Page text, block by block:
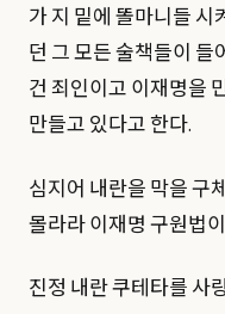
가 지 밑에 똘마니들
던 그 모든 술책들이
건 죄인이고 이재명을
만들고 있다고 한다.
심지어 내란을 막을 구
몰라라 이재명 구원법
진정 내란 쿠테타를 사